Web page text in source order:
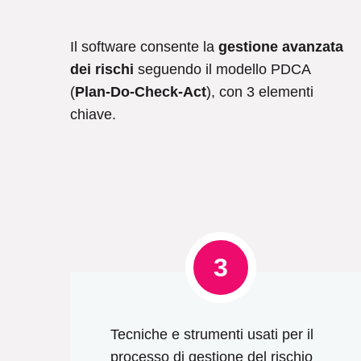
Il software consente la gestione avanzata
dei rischi seguendo il modello PDCA
(Plan-Do-Check-Act), con 3 elementi
chiave.
3
Tecniche e strumenti usati per il
processo di gestione del rischio